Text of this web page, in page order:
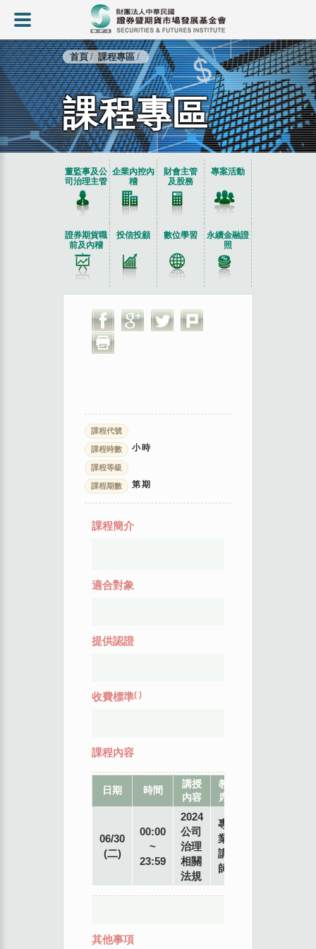
首頁 課程專區
課程專區
董監事及公
司治理主管
企業內控內
稽
財會主管
及股務
專案活動
證券期貨職
前及內稽
投信投顧 數位學習
永續金融證
照
課程代號
課程時數 小時
課程等級
課程期數 第期
課程簡介
適合對象
提供認證
收費標準( )
課程內容
日期 時間
講授
內容
教
席
06/30
(二)
00:00
~
23:59
2024
公司
治理
相關
法規
專
業
講
師
其他事項